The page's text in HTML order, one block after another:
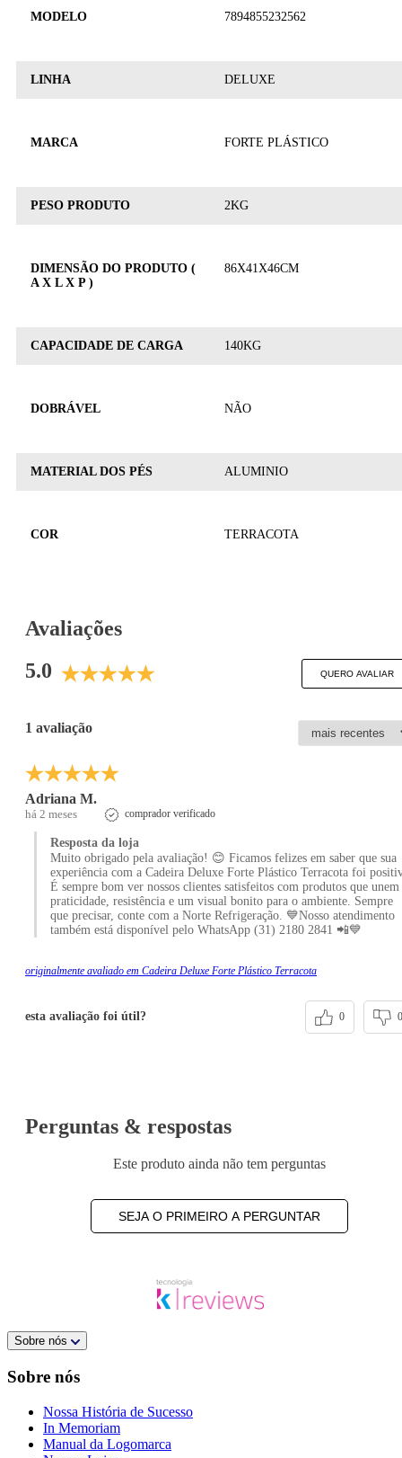
MODELO 7894855232562
LINHA DELUXE
MARCA FORTE PLÁSTICO
PESO PRODUTO 2KG
DIMENSÃO DO PRODUTO (
A X L X P )
86X41X46CM
CAPACIDADE DE CARGA 140KG
DOBRÁVEL NÃO
MATERIAL DOS PÉS ALUMINIO
COR TERRACOTA
Avaliações
5.0
QUERO AVALIAR
1 avaliação
Adriana M.
há 2 meses comprador verificado
Resposta da loja
Muito obrigado pela avaliação! 😊 Ficamos felizes em saber que sua
experiência com a Cadeira Deluxe Forte Plástico Terracota foi
É sempre bom ver nossos clientes satisfeitos com produtos que unem
praticidade, resistência e um visual bonito para o ambiente. Sempre
que precisar, conte com a Norte Refrigeração. 💙Nosso atendimento
também está disponível pelo WhatsApp (31) 2180 2841 📲💙
originalmente avaliado em Cadeira Deluxe Forte Plástico Terracota
esta avaliação foi útil? 0 0
Perguntas & respostas
Este produto ainda não tem perguntas
SEJA O PRIMEIRO A PERGUNTAR
Sobre nós
Sobre nós
Nossa História de Sucesso
In Memoriam
Manual da Logomarca